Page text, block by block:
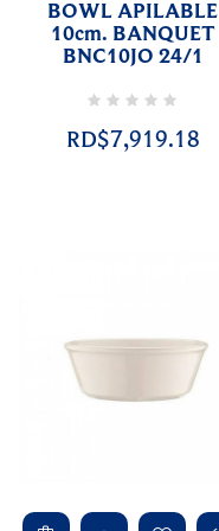
BOWL APILABLE
10cm. BANQUET
BNC10JO 24/1
RD$7,919.18